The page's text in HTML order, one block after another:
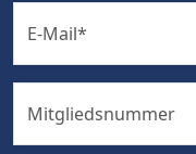
E-Mail*
Mitgliedsnummer